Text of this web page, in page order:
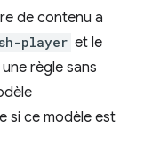
de contenu a
player et le
règle sans
si ce modèle est